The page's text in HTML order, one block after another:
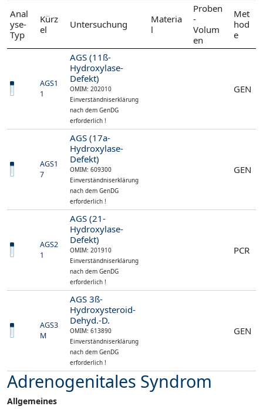
Anal
yse-
Typ
Kürz
el
Untersuchung
Materia
l
Proben
-
Volum
en
Met
hod
e
AGS1
1
AGS (11ß-
Hydroxylase-
Defekt)
OMIM: 202010
Einverständniserklärung
nach dem GenDG
erforderlich !
GEN
AGS1
7
AGS (17a-
Hydroxylase-
Defekt)
OMIM: 609300
Einverständniserklärung
nach dem GenDG
erforderlich !
GEN
AGS2
1
AGS (21-
Hydroxylase-
Defekt)
OMIM: 201910
Einverständniserklärung
nach dem GenDG
erforderlich !
PCR
AGS3
M
AGS 3ß-
Hydroxysteroid-
Dehyd.-D.
OMIM: 613890
Einverständniserklärung
nach dem GenDG
erforderlich !
GEN
Adrenogenitales Syndrom
Allgemeines